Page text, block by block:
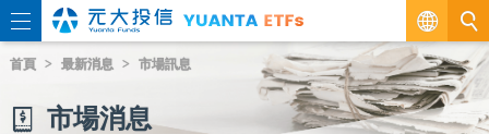
繁
EN
首頁 最新消息 市場訊息
市場消息